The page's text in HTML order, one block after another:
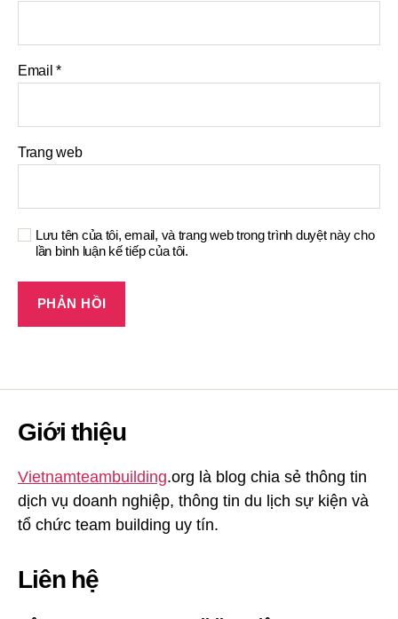
Email*
Trang web
Lưu tên của tôi, email, và trang web trong trình duyệt này cho
lần bình luận kế tiếp của tôi.
Giới thiệu
Vietnamteambuilding.org là blog chia sẻ thông tin
dịch vụ doanh nghiệp, thông tin du lịch sự kiện và
tổ chức team building uy tín.
Liên hệ